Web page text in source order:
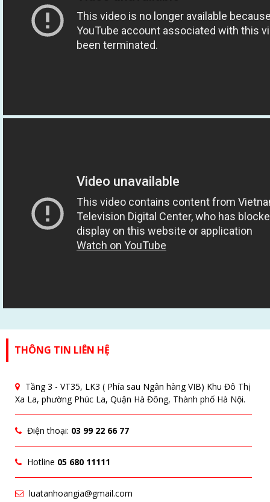
THÔNG TIN LIÊN HỆ
Tầng 3 - VT35, LK3 ( Phía sau Ngân hàng VIB) Khu Đô Thị
Xa La, phường Phúc La, Quận Hà Đông, Thành phố Hà Nội.
Điện thoại: 03 99 22 66 77
Hotline 05 680 11111
luatanhoangia@gmail.com